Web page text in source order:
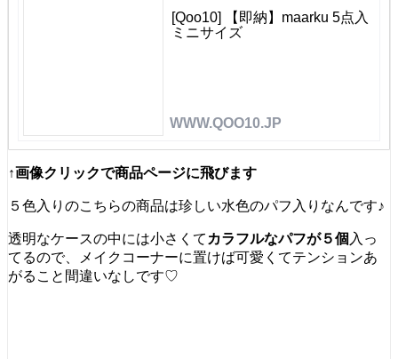
[Qoo10] 【即納】maarku 5点入
ミニサイズ
WWW.QOO10.JP
↑画像クリックで商品ページに飛びます
５色入りのこちらの商品は珍しい水色のパフ入りなんです♪
透明なケースの中には小さくて カラフルなパフが５個 入っ
てるので、メイクコーナーに置けば可愛くてテンションあ
がること間違いなしです♡